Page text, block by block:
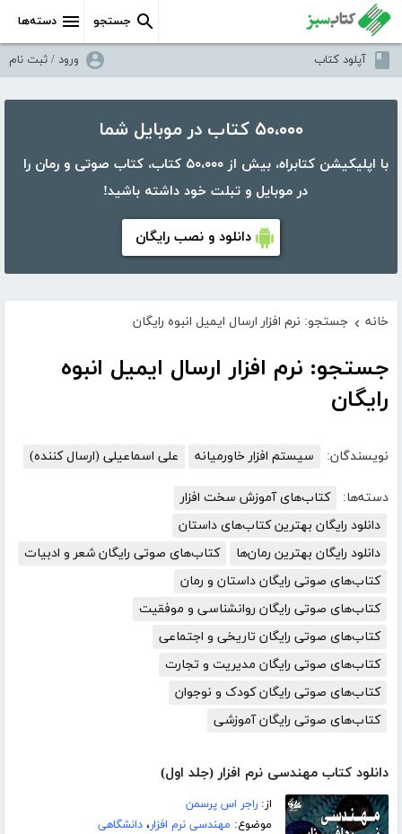
دسته‌ها جستجو
آپلود کتاب ورود / ثبت نام
۵۰،۰۰۰ کتاب در موبایل شما
با اپلیکیشن کتابراه، بیش از ۵۰،۰۰۰ کتاب، کتاب صوتی و رمان را
در موبایل و تبلت خود داشته باشید!
دانلود و نصب رایگان
خانه › جستجو: نرم افزار ارسال ایمیل انبوه رایگان
جستجو: نرم افزار ارسال ایمیل انبوه
رایگان
نویسندگان: سیستم افزار خاورمیانه علی اسماعیلی (ارسال کننده)
دسته‌ها:
کتاب‌های آموزش سخت افزار
دانلود رایگان بهترین کتاب‌های داستان
دانلود رایگان بهترین رمان‌ها
کتاب‌های صوتی رایگان شعر و ادبیات
کتاب‌های صوتی رایگان داستان و رمان
کتاب‌های صوتی رایگان روانشناسی و موفقیت
کتاب‌های صوتی رایگان تاریخی و اجتماعی
کتاب‌های صوتی رایگان مدیریت و تجارت
کتاب‌های صوتی رایگان کودک و نوجوان
کتاب‌های صوتی رایگان آموزشی
دانلود کتاب مهندسی نرم افزار (جلد اول)
از:راجر اس پرسمن
موضوع: مهندسی نرم افزار،دانشگاهی